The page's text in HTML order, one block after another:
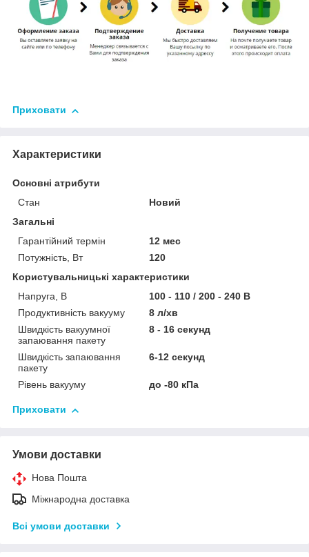
Приховати
Характеристики
Основні атрибути
Стан
Новий
Загальні
Гарантійний термін
12 мес
Потужність, Вт
120
Користувальницькі характеристики
Напруга, В
100 - 110 / 200 - 240 В
Продуктивність вакууму
8 л/хв
Швидкість вакуумної
запаювання пакету
8 - 16 секунд
Швидкість запаювання
пакету
6-12 секунд
Рівень вакууму до -80 кПа
Приховати
Умови доставки
Нова Пошта
Міжнародна доставка
Всі умови доставки